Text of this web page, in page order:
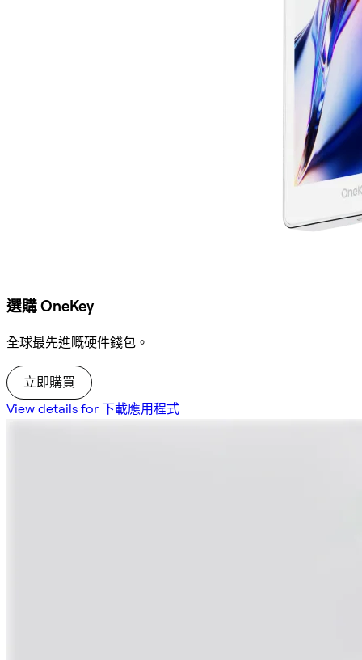
選購 OneKey
全球最先進嘅硬件錢包。
立即購買
View details for 下載應用程式